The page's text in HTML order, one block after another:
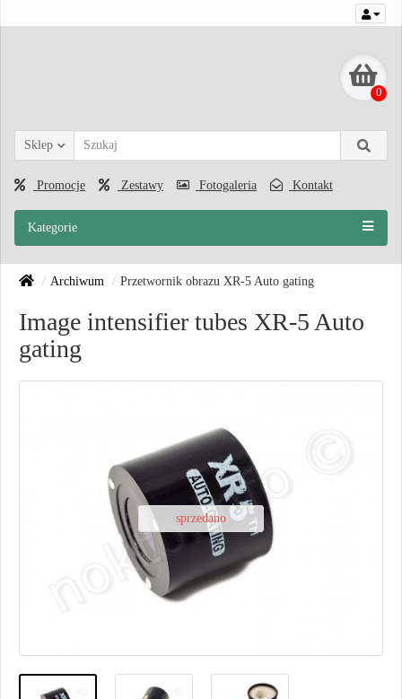
0
Sklep
Promocje Zestawy Fotogaleria Kontakt
Kategorie
Archiwum Przetwornik obrazu XR-5 Auto gating
Image intensifier tubes XR-5 Auto
gating
sprzedano